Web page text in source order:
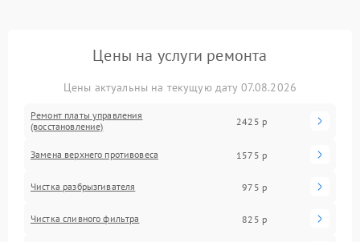
Цены на услуги ремонта
Цены актуальны на текущую дату 07.08.2026
Ремонт платы управления
(восстановление)
2425 р
Замена верхнего противовеса 1575 р
Чистка разбрызгивателя 975 р
Чистка сливного фильтра 825 р